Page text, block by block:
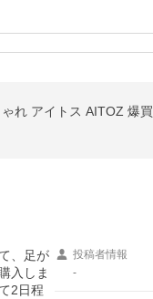
れ アイトス AITOZ 爆買
、足が
入しま
2日程
投稿者情報
-